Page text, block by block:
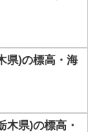
県)の標高・海
木県)の標高・